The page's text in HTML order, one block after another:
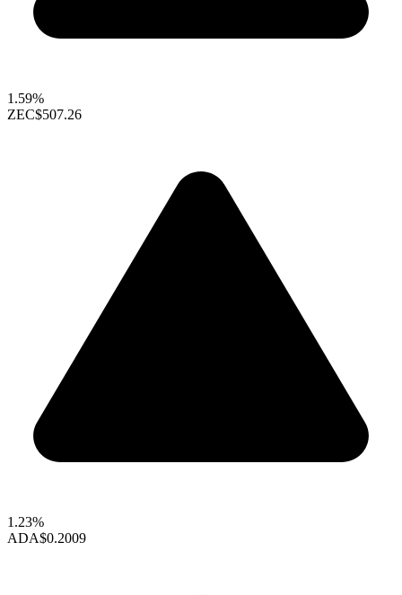
1.59%
ZEC$507.26
1.23%
ADA$0.2009